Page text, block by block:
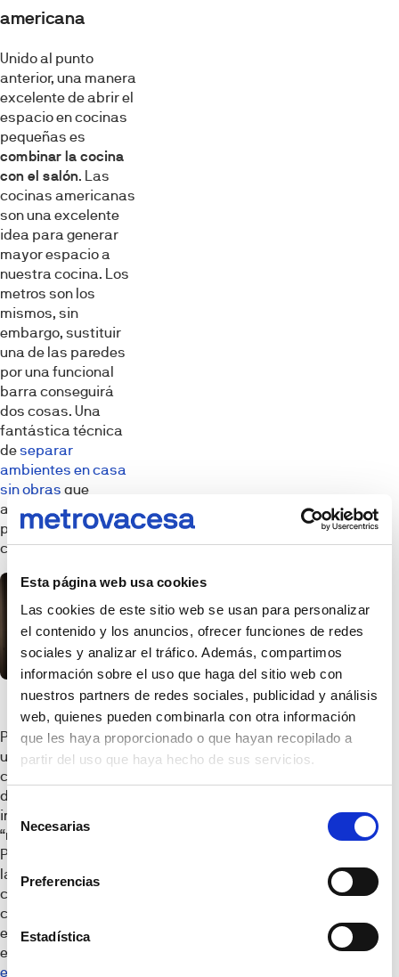
Esta página web usa cookies
Las cookies de este sitio web se usan para personalizar
el contenido y los anuncios, ofrecer funciones de redes
sociales y analizar el tráfico. Además, compartimos
información sobre el uso que haga del sitio web con
nuestros partners de redes sociales, publicidad y análisis
web, quienes pueden combinarla con otra información
que les haya proporcionado o que hayan recopilado a
partir del uso que haya hecho de sus servicios.
de
consentimiento
Necesarias
Preferencias
Estadística
americana
Unido al punto
anterior, una manera
excelente de abrir el
espacio en cocinas
pequeñas es
combinar la cocina
con el salón. Las
cocinas americanas
son una excelente
idea para generar
mayor espacio a
nuestra cocina. Los
metros son los
mismos, sin
embargo, sustituir
una de las paredes
por una funcional
barra conseguirá
dos cosas. Una
fantástica técnica
deseparar
ambientes en casa
sin obras que
aportará
personalidad a tu
cocina.
Por un lado, otorgar
un espacio para
comer, sin necesidad
de recurrir al salón o
incluso eliminando la
“mesa de la cocina”.
Por el otro, cambiar
la perspectiva de la
cocina integrándose
con el resto del
espacio. Además,
elegir bien el
encimera